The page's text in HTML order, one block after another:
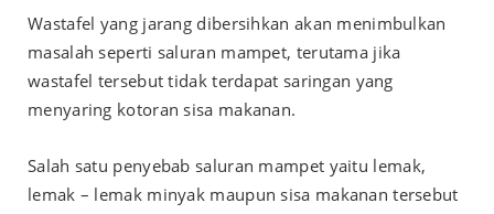
Wastafel yang jarang dibersihkan akan menimbulkan
masalah seperti saluran mampet, terutama jika
wastafel tersebut tidak terdapat saringan yang
menyaring kotoran sisa makanan.
Salah satu penyebabsaluran mampet yaitu lemak,
lemak – lemak minyak maupun sisa makanan tersebut